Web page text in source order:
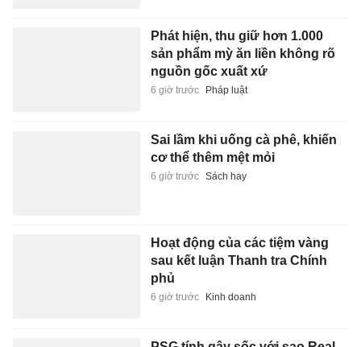
Phát hiện, thu giữ hơn 1.000
sản phẩm mỳ ăn liền không rõ
nguồn gốc xuất xứ
6 giờ trước Pháp luật
Sai lầm khi uống cà phê, khiến
cơ thể thêm mệt mỏi
6 giờ trước Sách hay
Hoạt động của các tiệm vàng
sau kết luận Thanh tra Chính
phủ
6 giờ trước Kinh doanh